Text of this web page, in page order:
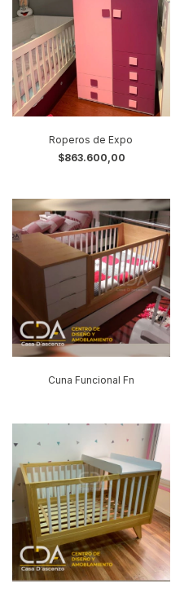
Roperos de Expo
$863.600,00
Cuna Funcional Fn